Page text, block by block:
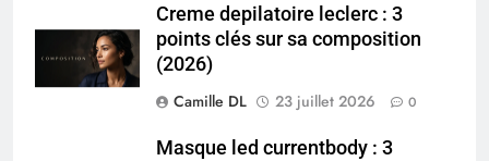
Creme depilatoire leclerc : 3
points clés sur sa composition
(2026)
Camille DL
23 juillet 2026 0
Masque led currentbody : 3